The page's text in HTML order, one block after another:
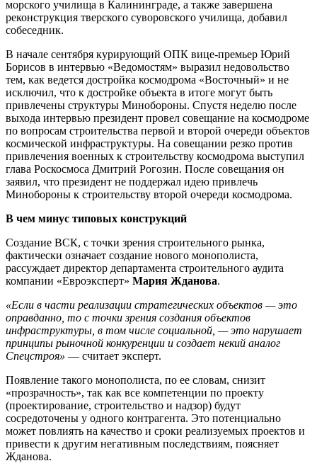
морского училища в Калининграде, а также завершена
реконструкция тверского суворовского училища, добавил
собеседник.
В начале сентября курирующий ОПК вице-премьер Юрий
Борисов в интервью «Ведомостям» выразил недовольство
тем, как ведется достройка космодрома «Восточный» и не
исключил, что к достройке объекта в итоге могут быть
привлечены структуры Минобороны. Спустя неделю после
выхода интервью президент провел совещание на космодроме
по вопросам строительства первой и второй очереди объектов
космической инфраструктуры. На совещании резко против
привлечения военных к строительству космодрома выступил
глава Роскосмоса Дмитрий Рогозин. После совещания он
заявил, что президент не поддержал идею привлечь
Минобороны к строительству второй очереди космодрома.
В чем минус типовых конструкций
Создание ВСК, с точки зрения строительного рынка,
фактически означает создание нового монополиста,
рассуждает директор департамента строительного аудита
компании «Евроэксперт» Мария Жданова.
«Если в части реализации стратегических объектов — это
оправданно, то с точки зрения создания объектов
инфраструктуры, в том числе социальной, — это нарушает
принципы рыночной конкуренции и создает некий аналог
Спецстроя» — считает эксперт.
Появление такого монополиста, по ее словам, снизит
«прозрачность», так как все компетенции по проекту
(проектирование, строительство и надзор) будут
сосредоточены у одного контрагента. Это потенциально
может повлиять на качество и сроки реализуемых проектов и
привести к другим негативным последствиям, поясняет
Жданова.